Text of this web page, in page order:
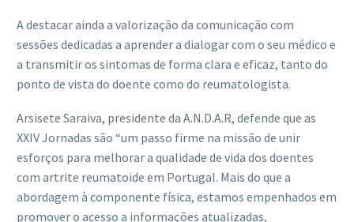
A destacar ainda a valorização da comunicação com
sessões dedicadas a aprender a dialogar com o seu médico e
a transmitir os sintomas de forma clara e eficaz, tanto do
ponto de vista do doente como do reumatologista.
Arsisete Saraiva, presidente da A.N.D.A.R, defende que as
XXIV Jornadas são “um passo firme na missão de unir
esforços para melhorar a qualidade de vida dos doentes
com artrite reumatoide em Portugal. Mais do que a
abordagem à componente física, estamos empenhados em
promover o acesso a informações atualizadas,